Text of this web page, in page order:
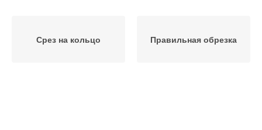
Срез на кольцо Правильная обрезка